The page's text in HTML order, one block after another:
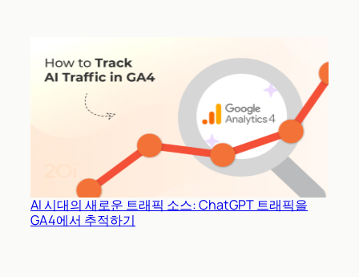
AI 시대의 새로운 트래픽 소스: ChatGPT 트래픽을
GA4에서 추적하기